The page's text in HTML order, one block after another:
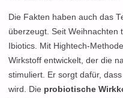
Die Fakten haben auch das
überzeugt. Seit Weihnachten
Ibiotics. Mit Hightech-
Wirkstoff entwickelt, der die
stimuliert. Er sorgt dafür,
wird. Die probiotische